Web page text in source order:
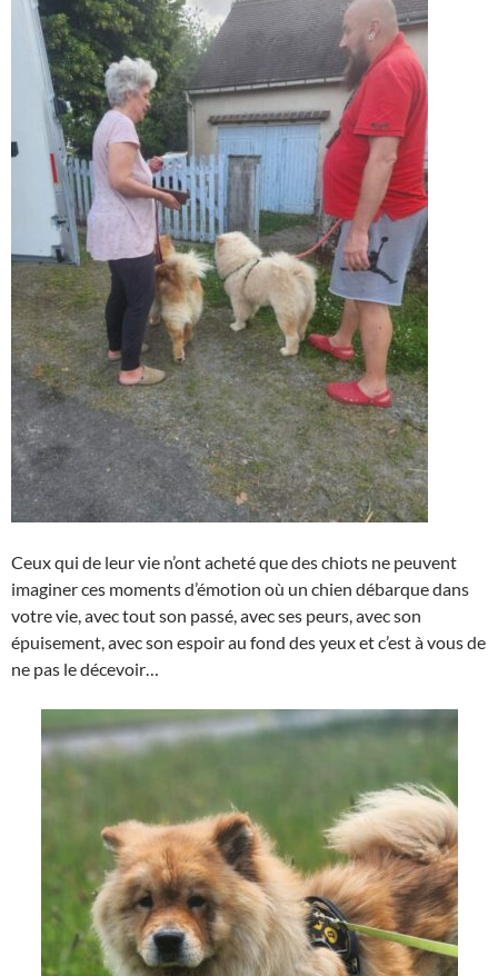
Ceux qui de leur vie n’ont acheté que des chiots ne peuvent
imaginer ces moments d’émotion où un chien débarque dans
votre vie, avec tout son passé, avec ses peurs, avec son
épuisement, avec son espoir au fond des yeux et c’est à vous de
ne pas le décevoir…